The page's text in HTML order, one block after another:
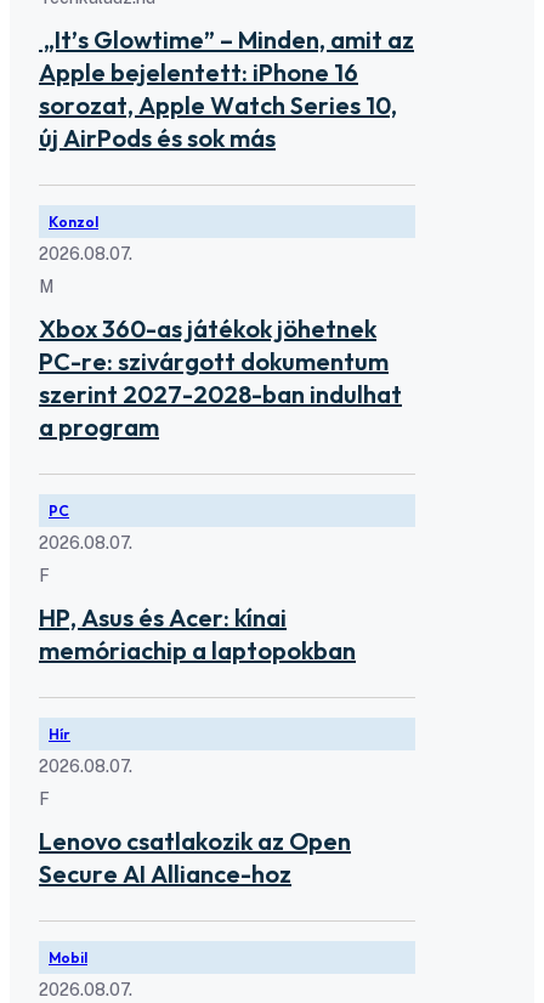
„It’s Glowtime” – Minden, amit az
Apple bejelentett: iPhone 16
sorozat, Apple Watch Series 10,
új AirPods és sok más
Konzol
2026.08.07.
M
Xbox 360-as játékok jöhetnek
PC-re: szivárgott dokumentum
szerint 2027-2028-ban indulhat
a program
PC
2026.08.07.
F
HP, Asus és Acer: kínai
memóriachip a laptopokban
Hír
2026.08.07.
F
Lenovo csatlakozik az Open
Secure AI Alliance-hoz
Mobil
2026.08.07.